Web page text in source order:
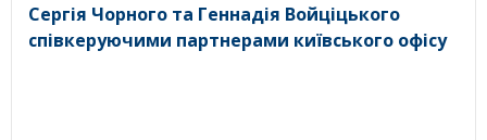
Сергія Чорного та Геннадія Войціцького
співкеруючими партнерами київського офісу